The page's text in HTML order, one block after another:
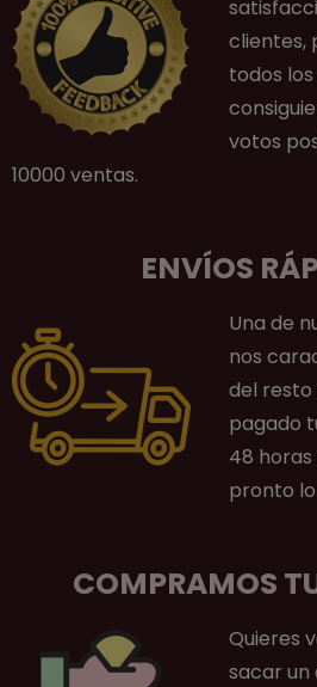
clientes,
todos
votos
10000 ventas.
ENVÍOS
Una de
nos
del resto
pagado
48
pronto
COMPRAMOS
Quieres
sacar un